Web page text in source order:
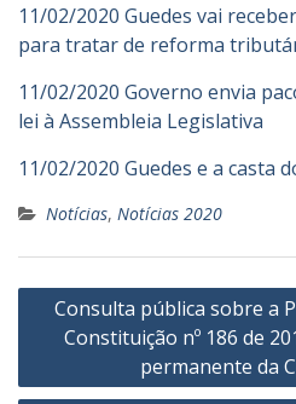
11/02/2020 Guedes vai
para tratar de reforma
11/02/2020 Governo envia
lei à Assembleia Legislativa
11/02/2020 Guedes e a casta
Notícias, Notícias 2020
Navegação
Consulta pública sobre a
Constituição nº 186 de
permanente da